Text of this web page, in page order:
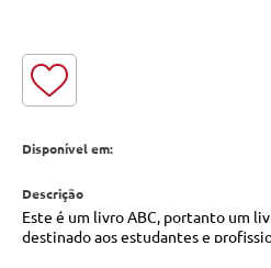
Disponível em:
Este é um livro ABC, portanto um
destinado aos estudantes e